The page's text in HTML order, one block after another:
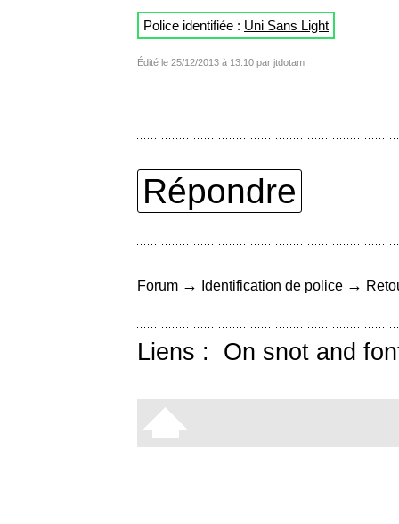
Police identifiée : Uni Sans Light
Édité le 25/12/2013 à 13:10 par jtdotam
Répondre
Forum → Identification de police →
Liens : On snot and